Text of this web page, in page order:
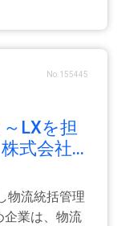
No.155445
LXを担
式会社...
物流統括管理
企業は、物流